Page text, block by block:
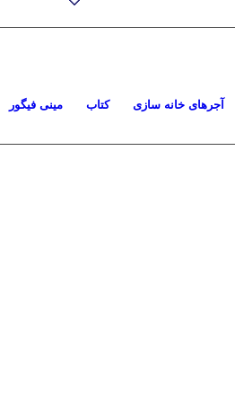
مینی فیگور کتاب آجرهای خانه سازی